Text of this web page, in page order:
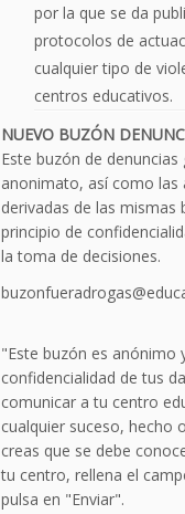
por la que se da
protocolos de
cualquier tipo de
centros educativos.
NUEVO BUZÓN
Este buzón de denuncias
anonimato, así como las
derivadas de las mismas
principio de
la toma de decisiones.
"Este buzón es anónimo
confidencialidad de tus
comunicar a tu centro
cualquier suceso, hecho
creas que se debe
tu centro, rellena el
pulsa en "Enviar".